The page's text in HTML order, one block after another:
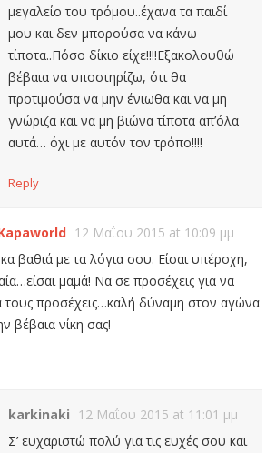
μεγαλείο του τρόμου..έχανα τα παιδί
μου και δεν μπορούσα να κάνω
τίποτα..Πόσο δίκιο είχε!!!!Εξακολουθώ
βέβαια να υποστηρίζω, ότι θα
προτιμούσα να μην ένιωθα και να μη
γνώριζα και να μη βιώνα τίποτα απ’όλα
αυτά… όχι με αυτόν τον τρόπο!!!!
Reply
12 Μαΐου 2015 at 10:09 μμ
βαθιά με τα λόγια σου. Είσαι υπέροχη,
μαμά! Να σε προσέχεις για να
τους προσέχεις…καλή δύναμη στον αγώνα
βέβαια νίκη σας!
karkinaki
12 Μαΐου 2015 at 11:01 μμ
Σ’ ευχαριστώ πολύ για τις ευχές σου και